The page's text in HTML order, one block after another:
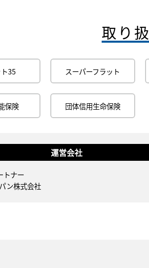
取り
35 スーパーフラット
保険 団体信用生命保険
運営会社
トナー
ン株式会社